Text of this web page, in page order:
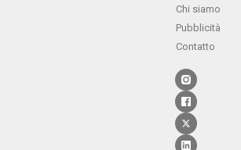
Chi siamo
Pubblicità
Contatto